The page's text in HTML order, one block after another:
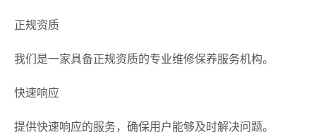
正规资质
我们是一家具备正规资质的专业维修保养服务机构。
快速响应
提供快速响应的服务，确保用户能够及时解决问题。